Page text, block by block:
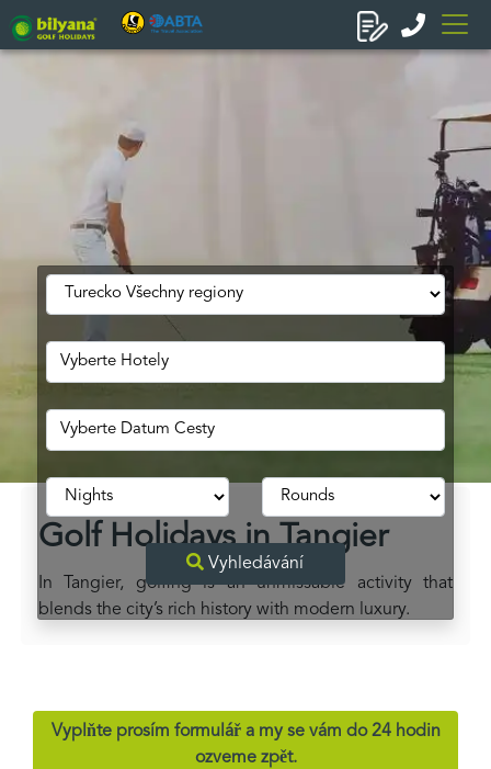
Vyhledávání
Golf Holidays in Tangier
In Tangier, golfing is an unmissable activity that
blends the city’s rich history with modern luxury.
Vyplňte prosím formulář a my se vám do 24 hodin
ozveme zpět.